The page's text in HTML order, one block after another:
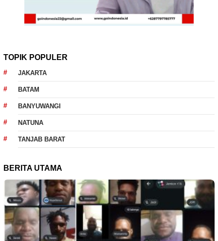
TOPIK POPULER
JAKARTA
BATAM
BANYUWANGI
NATUNA
TANJAB BARAT
BERITA UTAMA